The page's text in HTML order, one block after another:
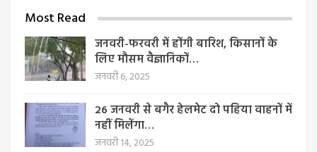
Most Read
जनवरी-फरवरी में होंगी बारिश, किसानों के
लिए मौसम वैज्ञानिकों…
जनवरी 6, 2025
26 जनवरी से बगैर हेलमेट दो पहिया वाहनों में
नहीं मिलेंगा…
जनवरी 14, 2025